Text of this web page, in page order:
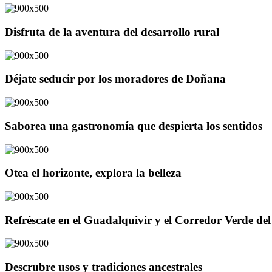
Disfruta de la aventura del desarrollo rural
Déjate seducir por los moradores de Doñana
Saborea una gastronomía que despierta los sentidos
Otea el horizonte, explora la belleza
Refréscate en el Guadalquivir y el Corredor Verde
Descrubre usos y tradiciones ancestrales